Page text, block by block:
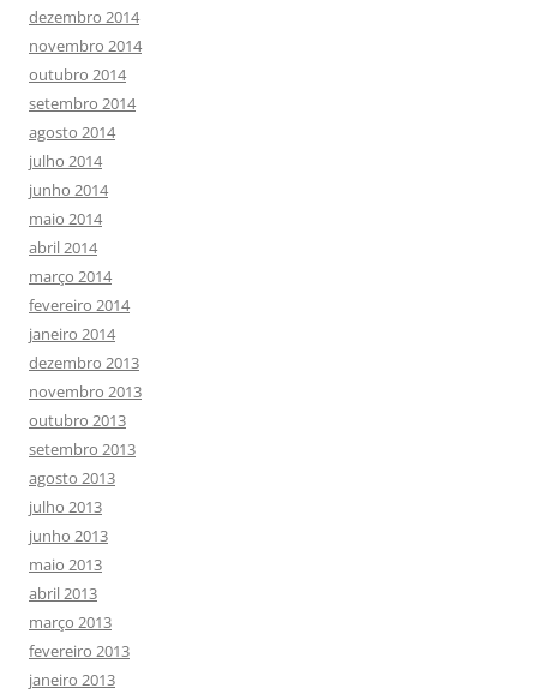
dezembro 2014
novembro 2014
outubro 2014
setembro 2014
agosto 2014
julho 2014
junho 2014
maio 2014
abril 2014
março 2014
fevereiro 2014
janeiro 2014
dezembro 2013
novembro 2013
outubro 2013
setembro 2013
agosto 2013
julho 2013
junho 2013
maio 2013
abril 2013
março 2013
fevereiro 2013
janeiro 2013